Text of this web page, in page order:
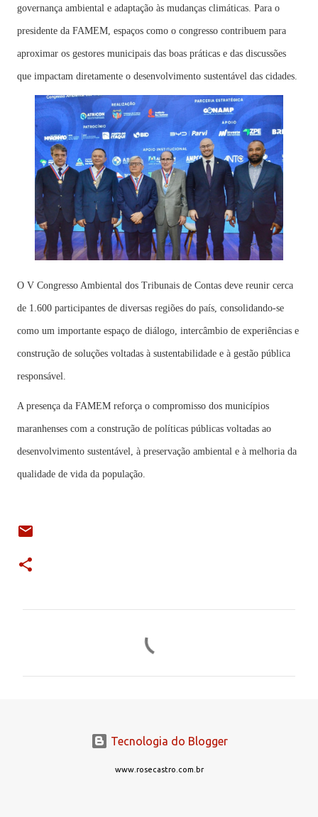
governança ambiental e adaptação às mudanças climáticas. Para o
presidente da FAMEM, espaços como o congresso contribuem para
aproximar os gestores municipais das boas práticas e das discussões
que impactam diretamente o desenvolvimento sustentável das cidades.
O V Congresso Ambiental dos Tribunais de Contas deve reunir cerca
de 1.600 participantes de diversas regiões do país, consolidando-se
como um importante espaço de diálogo, intercâmbio de experiências e
construção de soluções voltadas à sustentabilidade e à gestão pública
responsável.
A presença da FAMEM reforça o compromisso dos municípios
maranhenses com a construção de políticas públicas voltadas ao
desenvolvimento sustentável, à preservação ambiental e à melhoria da
qualidade de vida da população.
Tecnologia do Blogger
www.rosecastro.com.br